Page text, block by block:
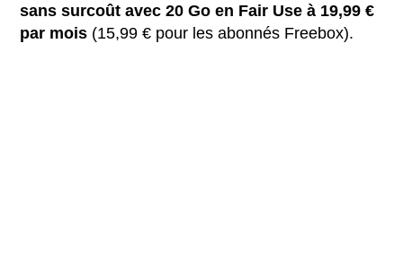
sans surcoût avec 20 Go en Fair Use à 19,99 €
par mois (15,99 € pour les abonnés Freebox).